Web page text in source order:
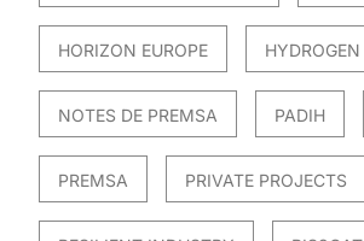
HORIZON EUROPE HYDROGEN
NOTES DE PREMSA PADIH
PREMSA PRIVATE PROJECTS